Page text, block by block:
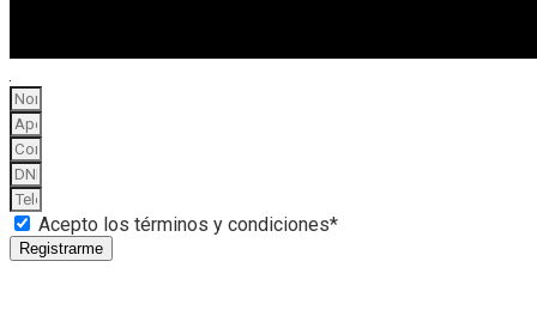
Acepto los términos y condiciones*
Registrarme